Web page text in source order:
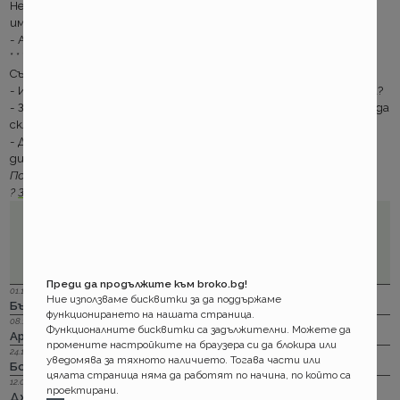
Необходимо е обаче да направите пълен опис на погиналото
имущество.
- А двете туби бензин да ги включвам ли?
* * *
Същия инс отдел имуществено, ново обаждане.
- Извинете мога ли за застраховам жилището си по телефона?
- За съжаление не, но наш служител може да дойде на място и да
сключи вашата полица.
- Добре, ама нека побърза, че шкафа се запали и килима почва да
дими.
По други образователни теми:
? За франшиза по полиците
01.12.2023 г.
Бързи, по - бързи, Дженарали. За каско
08.11.2023 г.
Армеец онлайн за щети по каско? Работи!
24.10.2023 г.
Бонус–малус : Прераждането!
12.09.2023 г.
Дженерали за пътуване в чужбина? Идеално!
Преди да продължите към broko.bg!
Ние използваме бисквитки за да поддържаме
функционирането на нашата страница.
Функционалните бисквитки са задължителни. Можете да
промените настройките на браузера си да блокира или
уведомява за тяхното наличието. Тогава части или
цялата страница няма да работят по начина, по който са
проектирани.